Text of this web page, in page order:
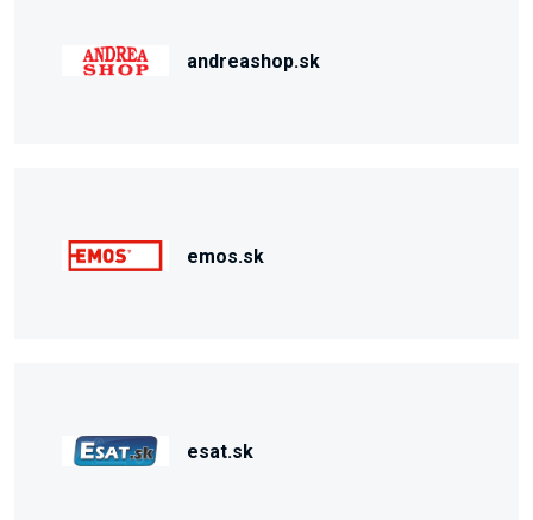
andreashop.sk
emos.sk
esat.sk